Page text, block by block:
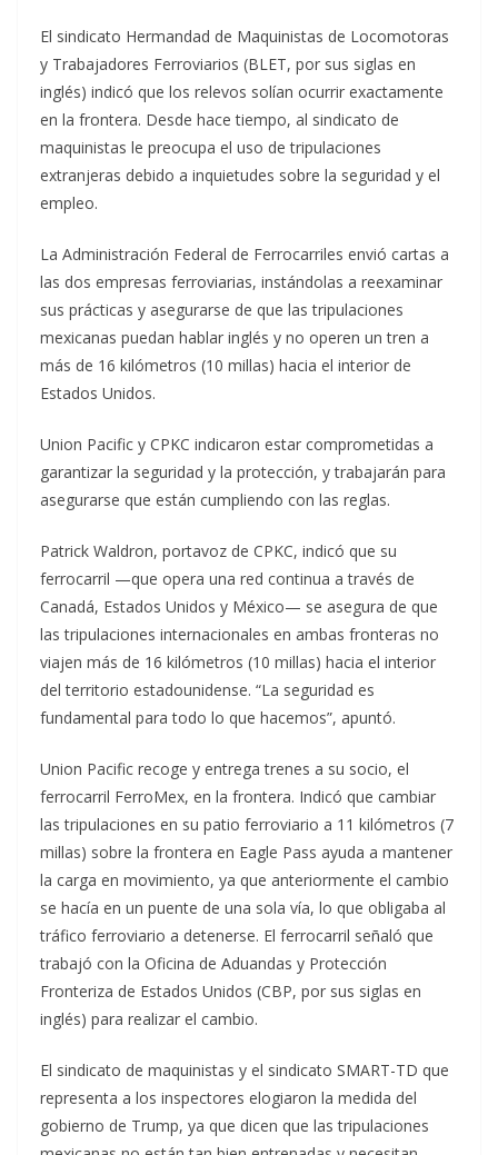
El sindicato Hermandad de Maquinistas de Locomotoras
y Trabajadores Ferroviarios (BLET, por sus siglas en
inglés) indicó que los relevos solían ocurrir exactamente
en la frontera. Desde hace tiempo, al sindicato de
maquinistas le preocupa el uso de tripulaciones
extranjeras debido a inquietudes sobre la seguridad y el
empleo.
La Administración Federal de Ferrocarriles envió cartas a
las dos empresas ferroviarias, instándolas a reexaminar
sus prácticas y asegurarse de que las tripulaciones
mexicanas puedan hablar inglés y no operen un tren a
más de 16 kilómetros (10 millas) hacia el interior de
Estados Unidos.
Union Pacific y CPKC indicaron estar comprometidas a
garantizar la seguridad y la protección, y trabajarán para
asegurarse que están cumpliendo con las reglas.
Patrick Waldron, portavoz de CPKC, indicó que su
ferrocarril —que opera una red continua a través de
Canadá, Estados Unidos y México— se asegura de que
las tripulaciones internacionales en ambas fronteras no
viajen más de 16 kilómetros (10 millas) hacia el interior
del territorio estadounidense. “La seguridad es
fundamental para todo lo que hacemos”, apuntó.
Union Pacific recoge y entrega trenes a su socio, el
ferrocarril FerroMex, en la frontera. Indicó que cambiar
las tripulaciones en su patio ferroviario a 11 kilómetros (7
millas) sobre la frontera en Eagle Pass ayuda a mantener
la carga en movimiento, ya que anteriormente el cambio
se hacía en un puente de una sola vía, lo que obligaba al
tráfico ferroviario a detenerse. El ferrocarril señaló que
trabajó con la Oficina de Aduandas y Protección
Fronteriza de Estados Unidos (CBP, por sus siglas en
inglés) para realizar el cambio.
El sindicato de maquinistas y el sindicato SMART-TD que
representa a los inspectores elogiaron la medida del
gobierno de Trump, ya que dicen que las tripulaciones